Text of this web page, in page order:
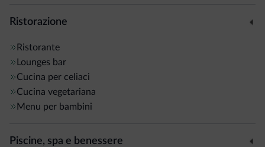
Ristorazione
Ristorante
Lounges bar
Cucina per celiaci
Cucina vegetariana
Menu per bambini
Piscine, spa e benessere